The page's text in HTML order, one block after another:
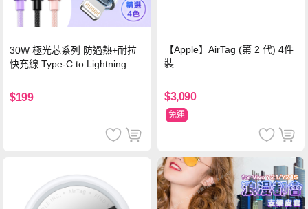
30W 極光芯系列 防過熱+耐拉
快充線 Type-C to Lightning 傳
$199
【Apple】AirTag (第 2 代) 4件
裝
$3,090
免運